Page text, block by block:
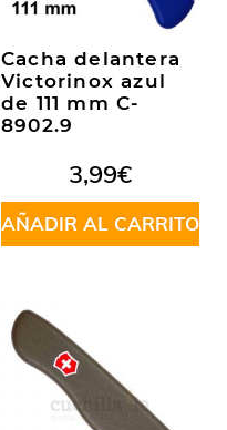
Cacha delantera
Victorinox azul
de 111 mm C-
8902.9
3,99€
AÑADIR AL CARRITO